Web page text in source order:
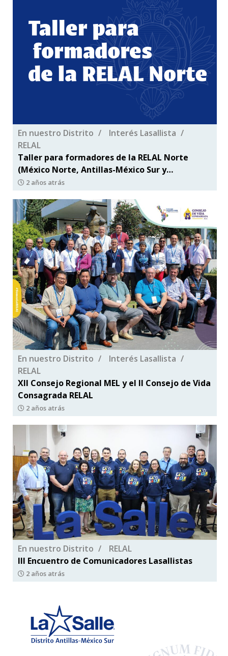
En nuestro Distrito
Interés Lasallista
RELAL
Taller para formadores de la RELAL Norte
(México Norte, Antillas-México Sur y
Centroamérica-Panamá)
2 años atrás
En nuestro Distrito
Interés Lasallista
RELAL
XII Consejo Regional MEL y el II Consejo de Vida
Consagrada RELAL
2 años atrás
En nuestro Distrito
RELAL
III Encuentro de Comunicadores Lasallistas
2 años atrás